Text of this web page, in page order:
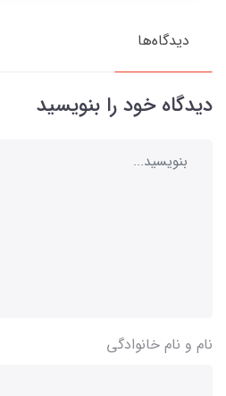
دیدگاه‌ها
دیدگاه خود را بنویسید
نام و نام خانوادگی